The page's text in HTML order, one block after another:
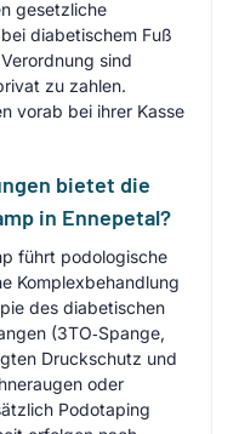
gesetzliche
diabetischem Fuß
sind
zu zahlen.
vorab bei ihrer Kasse
bietet die
in Ennepetal?
führt podologische
Komplexbehandlung
des diabetischen
(3TO‑Spange,
Druckschutz und
oder
Podotaping